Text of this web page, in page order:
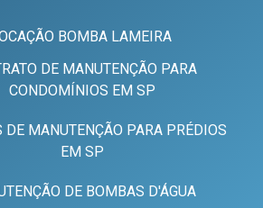
BOMBA LAMEIRA
DE MANUTENÇÃO PARA
CONDOMÍNIOS EM SP
DE MANUTENÇÃO PARA PRÉDIOS
EM SP
DE BOMBAS D'ÁGUA